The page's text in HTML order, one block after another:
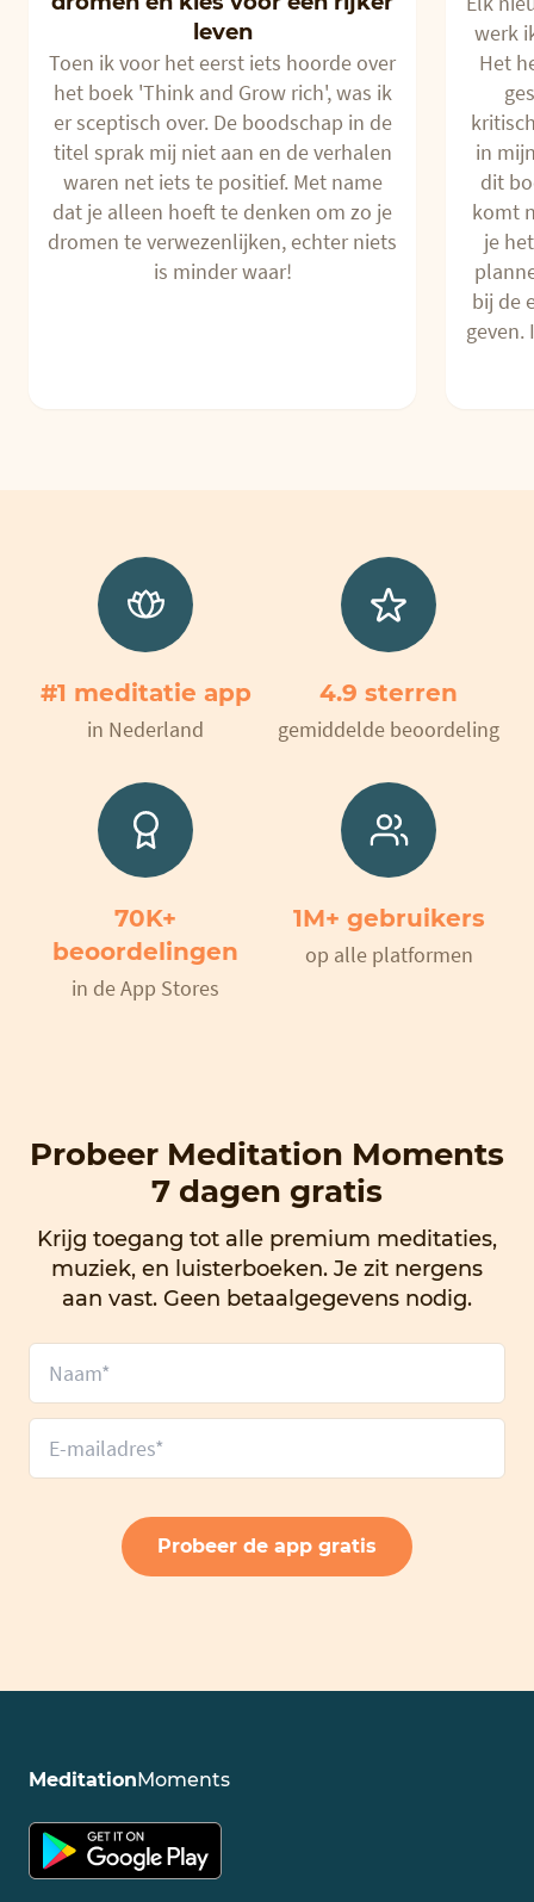
leven
Toen ik voor het eerst iets hoorde over
het boek 'Think and Grow rich', was ik
er sceptisch over. De boodschap in de
titel sprak mij niet aan en de verhalen
waren net iets te positief. Met name
dat je alleen hoeft te denken om zo je
dromen te verwezenlijken, echter niets
is minder waar!
werk
Het
in
dit
komt
je
bij de
geven.
#1 meditatie app
in Nederland
4.9 sterren
gemiddelde beoordeling
70K+
beoordelingen
in de App Stores
1M+ gebruikers
op alle platformen
Probeer Meditation Moments
7 dagen gratis
Krijg toegang tot alle premium meditaties,
muziek, en luisterboeken. Je zit nergens
aan vast. Geen betaalgegevens nodig.
MeditationMoments